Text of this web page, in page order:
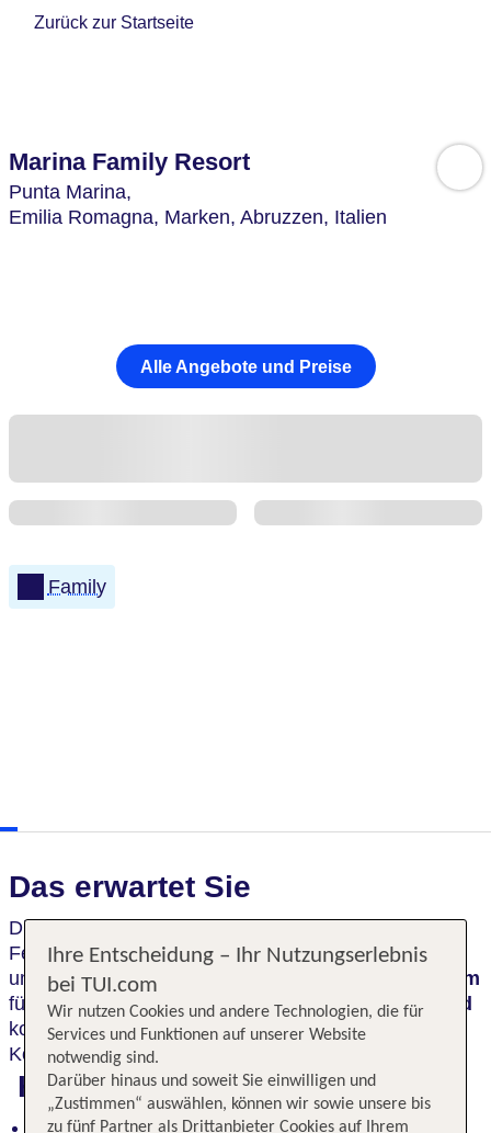
Zurück zur Startseite
Marina Family Resort
Punta Marina,
Emilia Romagna, Marken, Abruzzen, Italien
Alle Angebote und Preise
Family
Das erwartet Sie
Die weitläufige,
Ferienanlage, mitmodernen Mobilhomesbietet ein
umfangreichesSport- und Unterhaltungsprogramm
für die ganze Familie. Amhoteleigenen Sandstrand
kommen Wassernixen und Sonnenhungrige auf ihre
Kosten.
Highlights
Von Pinien umgeben, moderne Mobilhomes,
Ihre Entscheidung – Ihr Nutzungserlebnis
bei TUI.com
Wir nutzen Cookies und andere Technologien, die für
Services und Funktionen auf unserer Website
notwendig sind.
Darüber hinaus und soweit Sie einwilligen und
„Zustimmen“ auswählen, können wir sowie unsere bis
zu fünf Partner als Drittanbieter Cookies auf Ihrem